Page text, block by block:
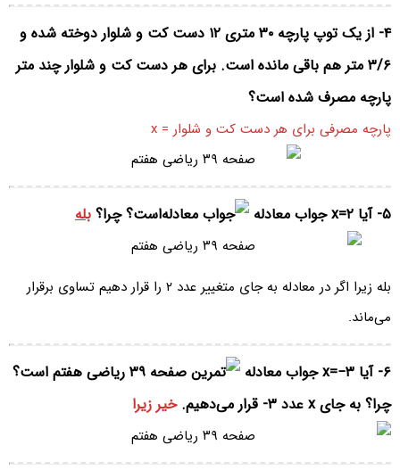
۴- از یک توپ پارچه ۳۰ متری ۱۲ دست کت و شلوار دوخته شده و
۳/۶ متر هم باقی مانده است. برای هر دست کت و شلوار چند متر
پارچه مصرف شده است؟
پارچه مصرفی برای هر دست کت و شلوار = x
۵- آیا x=۲ جواب معادله است؟ چرا؟ بله
بله زیرا اگر در معادله به جای متغییر عدد ۲ را قرار دهیم تساوی برقرار
می‌ماند.
۶- آیا x=−۳ جواب معادله
است؟
چرا؟ به جای x عدد ۳- قرار می‌دهیم.
خیر زیرا